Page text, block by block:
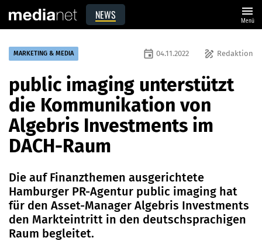
NEWS menu
Menü
MARKETING & MEDIA draw Redaktion
event 04.11.2022
public imaging unterstützt
die Kommunikation von
Algebris Investments im
DACH-Raum
Die auf Finanzthemen ausgerichtete
Hamburger PR-Agentur public imaging hat
für den Asset-Manager Algebris Investments
den Markteintritt in den deutschsprachigen
Raum begleitet.